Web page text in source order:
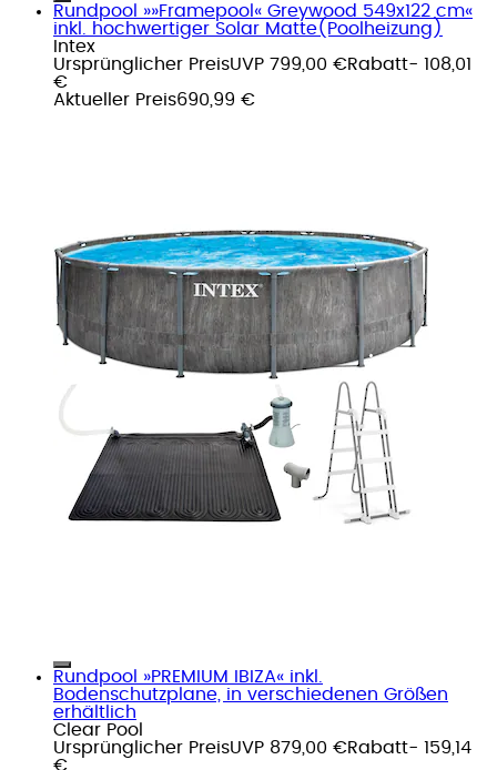
Rundpool »»Framepool« Greywood 549x122 cm«
inkl. hochwertiger Solar Matte(Poolheizung)
Intex
Ursprünglicher PreisUVP 799,00 €Rabatt- 108,01
€
Aktueller Preis690,99 €
Rundpool »PREMIUM IBIZA« inkl.
Bodenschutzplane, in verschiedenen Größen
erhältlich
Clear Pool
Ursprünglicher PreisUVP 879,00 €Rabatt- 159,14
€